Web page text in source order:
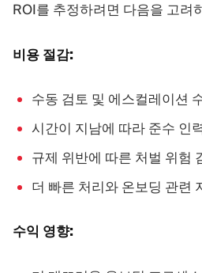
ROI를 추정하려면 다음을 고려
비용 절감:
수동 검토 및 에스컬레이션
시간이 지남에 따라 준수 인
규제 위반에 따른 처벌 위험
더 빠른 처리와 온보딩 관련
수익 영향: